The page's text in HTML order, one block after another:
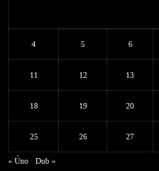
4 5 6
11 12 13
18 19 20
25 26 27
« Úno Dub »